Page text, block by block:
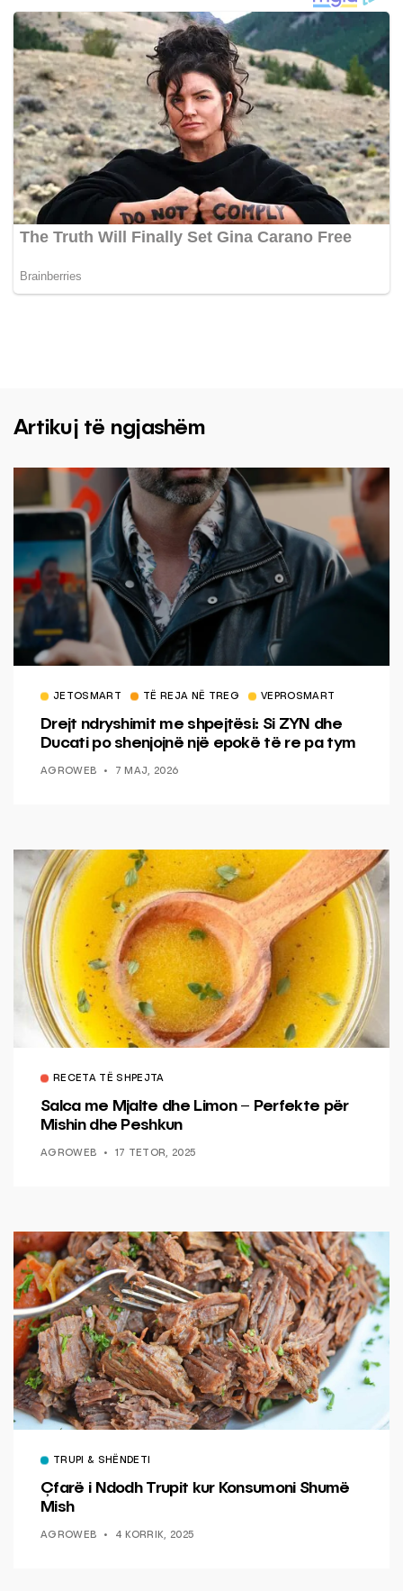
Artikuj të ngjashëm
JETOSMART TË REJA NË TREG VEPROSMART
Drejt ndryshimit me shpejtësi: Si ZYN dhe
Ducati po shenjojnë një epokë të re pa tym
AGROWEB 7 MAJ, 2026
RECETA TË SHPEJTA
Salca me Mjalte dhe Limon – Perfekte për
Mishin dhe Peshkun
AGROWEB 17 TETOR, 2025
TRUPI & SHËNDETI
Çfarë i Ndodh Trupit kur Konsumoni Shumë
Mish
AGROWEB 4 KORRIK, 2025